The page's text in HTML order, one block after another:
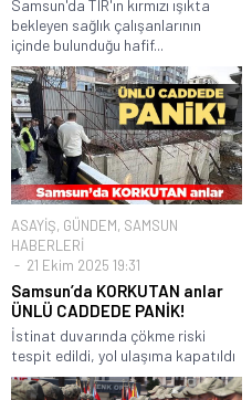
Samsun'da TIR'ın kırmızı ışıkta
bekleyen sağlık çalışanlarının
içinde bulunduğu hafif...
ASAYİŞ, GÜNDEM, SAMSUN
HABERLERİ
21 Ekim 2025 19:31
Samsun’da KORKUTAN anlar
ÜNLÜ CADDEDE PANİK!
İstinat duvarında çökme riski
tespit edildi, yol ulaşıma kapatıldı